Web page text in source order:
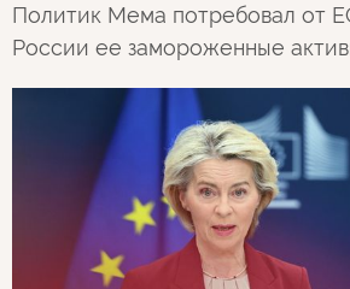
Политик Мема потребовал от
России ее замороженные